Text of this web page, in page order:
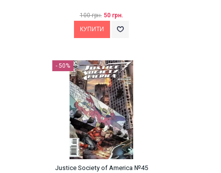
100 грн. 50 грн.
- 50%
Justice Society of America №45